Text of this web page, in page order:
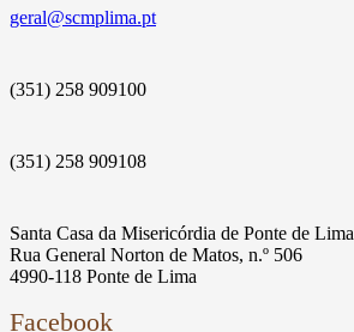
geral@scmplima.pt
(351) 258 909100
(351) 258 909108
Santa Casa da Misericórdia de Ponte de Lima
Rua General Norton de Matos, n.º 506
4990-118 Ponte de Lima
Facebook